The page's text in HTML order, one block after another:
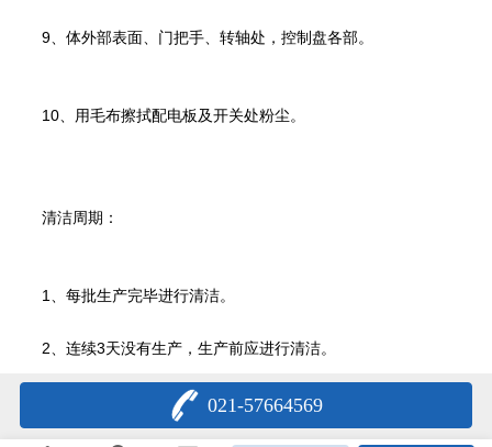
9、体外部表面、门把手、转轴处，控制盘各部。
10、用毛布擦拭配电板及开关处粉尘。
清洁周期：
1、每批生产完毕进行清洁。
2、连续3天没有生产，生产前应进行清洁。
021-57664569